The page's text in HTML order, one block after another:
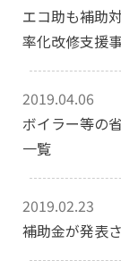
エコ助も補助
率化改修支援
2019.04.06
ボイラー等の
一覧
2019.02.23
補助金が発表